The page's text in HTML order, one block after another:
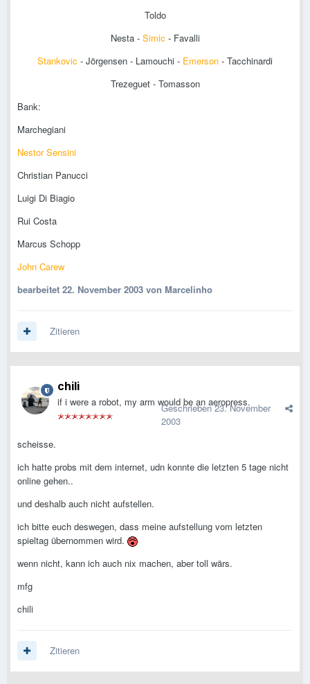
Toldo
Nesta - Simic - Favalli
Stankovic - Jörgensen - Lamouchi - Emerson - Tacchinardi
Trezeguet - Tomasson
Bank:
Marchegiani
Nestor Sensini
Christian Panucci
Luigi Di Biagio
Rui Costa
Marcus Schopp
John Carew
bearbeitet 22. November 2003 von Marcelinho
Zitieren
chili
if i were a robot, my arm would be an aeropress.
Geschrieben23. November
2003
scheisse.
ich hatte probs mit dem internet, udn konnte die letzten 5 tage nicht
online gehen..
und deshalb auch nicht aufstellen.
ich bitte euch deswegen, dass meine aufstellung vom letzten
spieltag übernommen wird.
wenn nicht, kann ich auch nix machen, aber toll wärs.
mfg
chili
Zitieren